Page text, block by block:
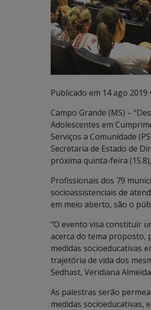
Publicado em 14 ago 2019
Campo Grande (MS) –
Adolescentes em
Serviços a Comunidade
Secretaria de Estado de
próxima quinta-feira
Profissionais dos 79
socioassistenciais de
em meio aberto, são o
“O evento visa constituir
acerca do tema proposto,
medidas socioeducativas
trajetória de vida dos
Sedhast, Veridiana
As palestras serão
medidas socioeducativas,